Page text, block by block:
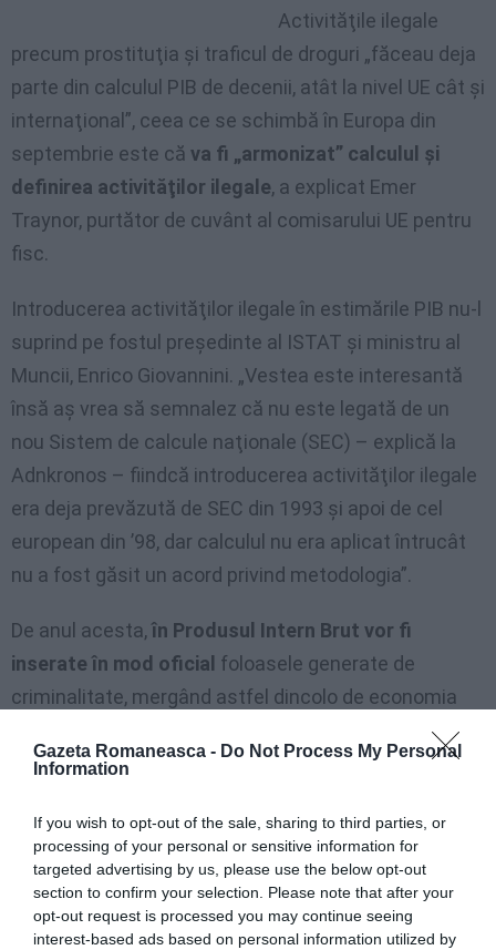
Gazeta Romaneasca - Do Not Process My Personal
Information
If you wish to opt-out of the sale, sharing to third parties, or
processing of your personal or sensitive information for
targeted advertising by us, please use the below opt-out
section to confirm your selection. Please note that after your
opt-out request is processed you may continue seeing
interest-based ads based on personal information utilized by
Activităţile ilegale
precum prostituţia şi traficul de droguri „făceau deja
parte din calculul PIB de decenii, atât la nivel UE cât şi
internaţional”, ceea ce se schimbă în Europa din
septembrie este că va fi „armonizat” calculul şi
definirea activităţilor ilegale, a explicat Emer
Traynor, purtător de cuvânt al comisarului UE pentru
fisc.
Introducerea activităţilor ilegale în estimările PIB nu-l
suprind pe fostul preşedinte al ISTAT şi ministru al
Muncii, Enrico Giovannini. „Vestea este interesantă
însă aş vrea să semnalez că nu este legată de un
nou Sistem de calcule naţionale (SEC) – explică la
Adnkronos – fiindcă introducerea activităţilor ilegale
era deja prevăzută de SEC din 1993 şi apoi de cel
european din ’98, dar calculul nu era aplicat întrucât
nu a fost găsit un acord privind metodologia”.
De anul acesta,în Produsul Intern Brut vor fi
inserate în mod oficial foloasele generate de
criminalitate, mergând astfel dincolo de economia
subterană, deja înglobată şi care potrivit ultimei
estimări a ISTAT, privind 2008, valorează între 255 şi
Activitatea subterană („la negru”) acoperă ceea ce
scapă statului prin intermediul fraudei fiscale şi
contributive. Acum se merge mai departe şi se iau în